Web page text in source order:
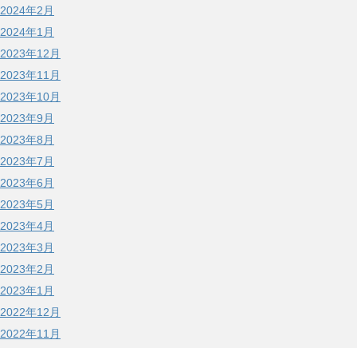
2024年2月
2024年1月
2023年12月
2023年11月
2023年10月
2023年9月
2023年8月
2023年7月
2023年6月
2023年5月
2023年4月
2023年3月
2023年2月
2023年1月
2022年12月
2022年11月